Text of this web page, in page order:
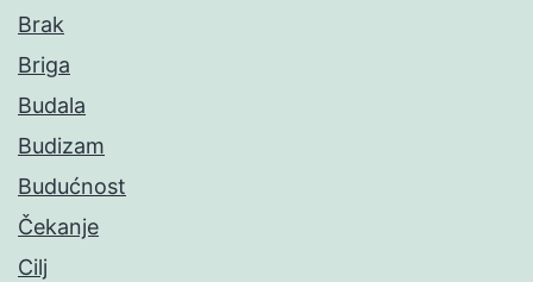
Brak
Briga
Budala
Budizam
Budućnost
Čekanje
Cilj